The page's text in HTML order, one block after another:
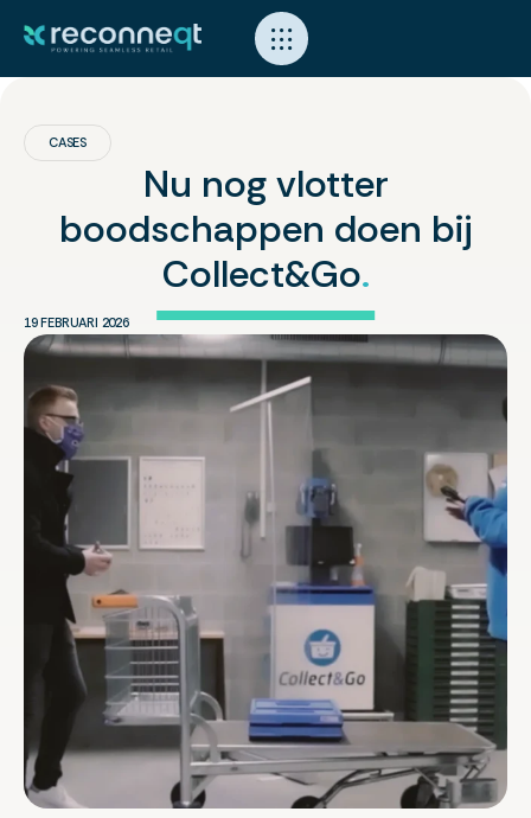
CASES
Nu nog vlotter
boodschappen doen bij
Collect&Go.
19 FEBRUARI 2026